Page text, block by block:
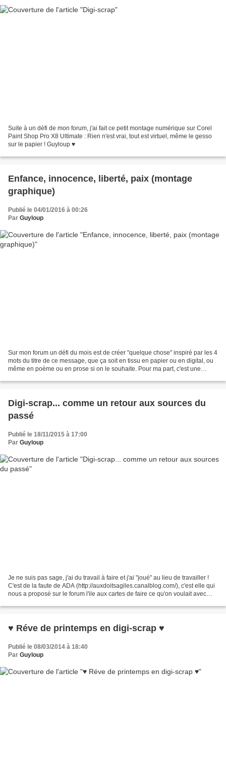
Suite à un défi de mon forum, j'ai fait ce petit montage numérique sur Corel
Paint Shop Pro X8 Ultimate : Rien n'est vrai, tout est virtuel, même le gesso
sur le papier ! Guyloup ♥
Enfance, innocence, liberté, paix (montage
graphique)
Publié le 04/01/2016 à 00:26
Par Guyloup
Sur mon forum un défi du mois est de créer "quelque chose" inspiré par les 4
mots du titre de ce message, que ça soit en tissu en papier ou en digital, ou
même en poème ou en prose si on le souhaite. Pour ma part, c'est une
Digi-scrap... comme un retour aux sources du
passé
Publié le 18/11/2015 à 17:00
Par Guyloup
Je ne suis pas sage, j'ai du travail à faire et j'ai "joué" au lieu de travailler !
C'est de la faute de ADA (http://auxdoitsagiles.canalblog.com/), c'est elle qui
nous a proposé sur le forum l'ile aux cartes de faire ce qu'on voulait avec
♥ Réve de printemps en digi-scrap ♥
Publié le 08/03/2014 à 18:40
Par Guyloup